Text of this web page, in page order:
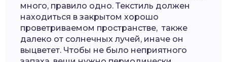
много, правило одно. Текстиль должен
находиться в закрытом хорошо
проветриваемом пространстве, также
далеко от солнечных лучей, иначе он
выцветет. Чтобы не было неприятного